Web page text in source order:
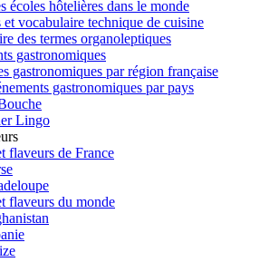
écoles hôtelières dans le monde
et vocabulaire technique de cuisine
des termes organoleptiques
gastronomiques
gastronomiques par région française
gastronomiques par pays
Lingo
flaveurs de France
flaveurs du monde